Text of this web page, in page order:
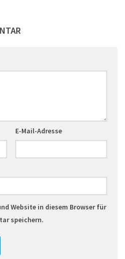
E-Mail-Adresse
Website in diesem Browser für
speichern.